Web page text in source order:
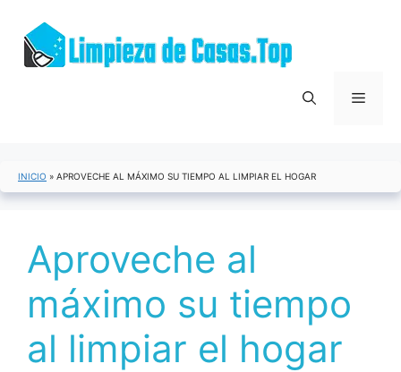
contenido
Menú
INICIO » APROVECHE AL MÁXIMO SU TIEMPO AL LIMPIAR EL HOGAR
Aproveche al
máximo su tiempo
al limpiar el hogar